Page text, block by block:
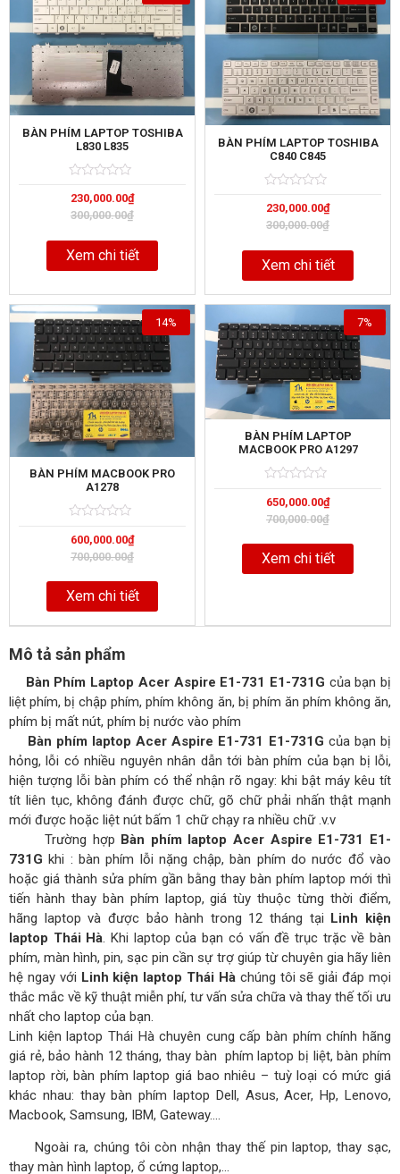
BÀN PHÍM LAPTOP TOSHIBA
L830 L835
0
out
of
300,000.00₫
230,000.00₫
Xem chi tiết
BÀN PHÍM LAPTOP TOSHIBA
C840 C845
0
out
of
300,000.00₫
230,000.00₫
Xem chi tiết
BÀN PHÍM MACBOOK PRO
A1278
0
out
of
700,000.00₫
600,000.00₫
14%
Xem chi tiết
BÀN PHÍM LAPTOP
MACBOOK PRO A1297
0
out
of
700,000.00₫
650,000.00₫
7%
Xem chi tiết
Mô tả sản phẩm
Bàn Phím Laptop Acer Aspire E1-731 E1-731G của bạn bị
liệt phím, bị chập phím, phím không ăn, bị phím ăn phím không ăn,
phím bị mất nút, phím bị nước vào phím
Bàn phím laptop Acer Aspire E1-731 E1-731G của bạn bị
hỏng, lỗi có nhiều nguyên nhân dẫn tới bàn phím của bạn bị lỗi,
hiện tượng lỗi bàn phím có thể nhận rõ ngay: khi bật máy kêu tít
tít liên tục, không đánh được chữ, gõ chữ phải nhấn thật mạnh
mới được hoặc liệt nút bấm 1 chữ chạy ra nhiều chữ .v.v
Trường hợp Bàn phím laptop Acer Aspire E1-731 E1-
731G khi : bàn phím lỗi nặng chập, bàn phím do nước đổ vào
hoặc giá thành sửa phím gần bằng thay bàn phím laptop mới thì
tiến hành thay bàn phím laptop, giá tùy thuộc từng thời điểm,
hãng laptop và được bảo hành trong 12 tháng tại Linh kiện
laptop Thái Hà. Khi laptop của bạn có vấn đề trục trặc về bàn
phím, màn hình, pin, sạc pin cần sự trợ giúp từ chuyên gia hãy liên
hệ ngay với Linh kiện laptop Thái Hàchúng tôi sẽ giải đáp mọi
thắc mắc về kỹ thuật miễn phí, tư vấn sửa chữa và thay thế tối ưu
nhất cho laptop của bạn.
Linh kiện laptop Thái Hà chuyên cung cấp bàn phím chính hãng
giá rẻ, bảo hành 12 tháng, thay bàn phím laptop bị liệt, bàn phím
laptop rời, bàn phím laptop giá bao nhiêu – tuỳ loại có mức giá
khác nhau: thay bàn phím laptop Dell, Asus, Acer, Hp, Lenovo,
Macbook, Samsung, IBM, Gateway….
Ngoài ra, chúng tôi còn nhận thay thế pin laptop, thay sạc,
thay màn hình laptop, ổ cứng laptop,…